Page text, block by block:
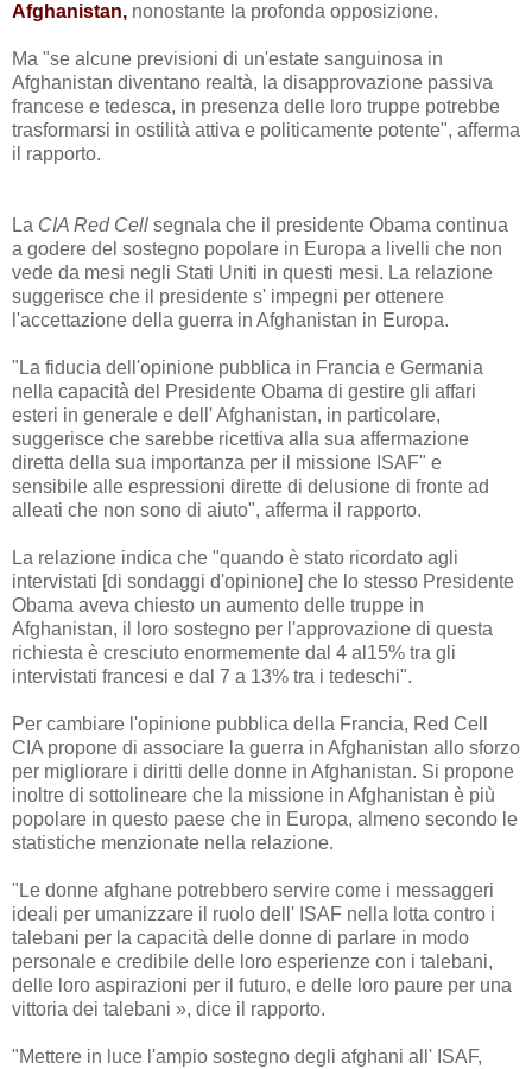
Afghanistan, nonostante la profonda opposizione.
Ma "se alcune previsioni di un'estate sanguinosa in
Afghanistan diventano realtà, la disapprovazione passiva
francese e tedesca, in presenza delle loro truppe potrebbe
trasformarsi in ostilità attiva e politicamente potente", afferma
il rapporto.
La CIA Red Cell segnala che il presidente Obama continua
a godere del sostegno popolare in Europa a livelli che non
vede da mesi negli Stati Uniti in questi mesi. La relazione
suggerisce che il presidente s' impegni per ottenere
l'accettazione della guerra in Afghanistan in Europa.
"La fiducia dell'opinione pubblica in Francia e Germania
nella capacità del Presidente Obama di gestire gli affari
esteri in generale e dell' Afghanistan, in particolare,
suggerisce che sarebbe ricettiva alla sua affermazione
diretta della sua importanza per il missione ISAF" e
sensibile alle espressioni dirette di delusione di fronte ad
alleati che non sono di aiuto", afferma il rapporto.
La relazione indica che "quando è stato ricordato agli
intervistati [di sondaggi d'opinione] che lo stesso Presidente
Obama aveva chiesto un aumento delle truppe in
Afghanistan, il loro sostegno per l'approvazione di questa
richiesta è cresciuto enormemente dal 4 al15% tra gli
intervistati francesi e dal 7 a 13% tra i tedeschi".
Per cambiare l'opinione pubblica della Francia, Red Cell
CIA propone di associare la guerra in Afghanistan allo sforzo
per migliorare i diritti delle donne in Afghanistan. Si propone
inoltre di sottolineare che la missione in Afghanistan è più
popolare in questo paese che in Europa, almeno secondo le
statistiche menzionate nella relazione.
"Le donne afghane potrebbero servire come i messaggeri
ideali per umanizzare il ruolo dell' ISAF nella lotta contro i
talebani per la capacità delle donne di parlare in modo
personale e credibile delle loro esperienze con i talebani,
delle loro aspirazioni per il futuro, e delle loro paure per una
vittoria dei talebani », dice il rapporto.
"Mettere in luce l'ampio sostegno degli afghani all' ISAF,